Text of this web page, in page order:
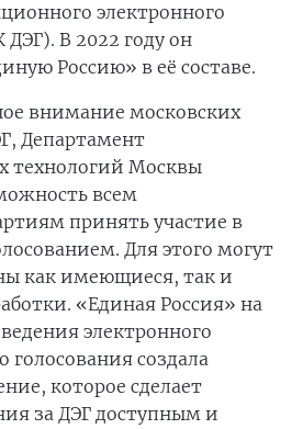
электронного
В 2022 году он
Россию» в её составе.
внимание московских
Департамент
Москвы
всем
принять участие в
Для этого могут
как имеющиеся, так и
«Единая Россия» на
электронного
голосования создала
которое сделает
за ДЭГ доступным и